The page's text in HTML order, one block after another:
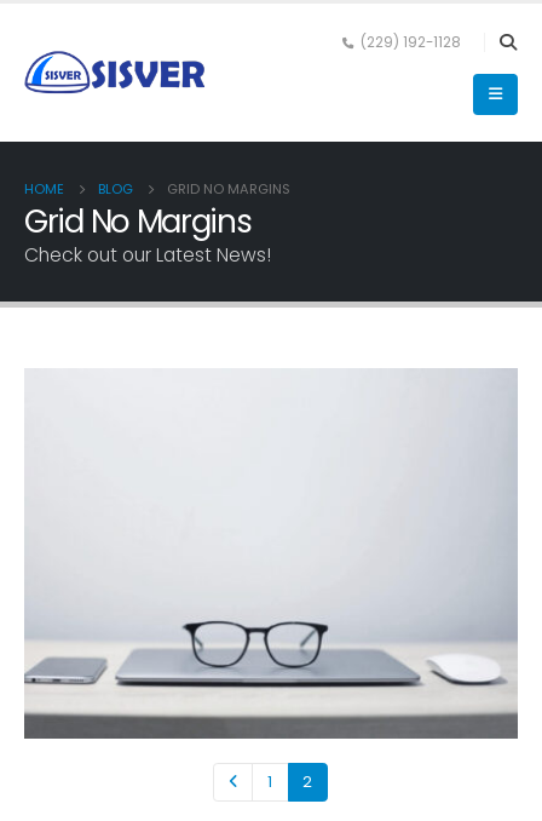
(229) 192-1128
HOME BLOG GRID NO MARGINS
Grid No Margins
Check out our Latest News!
1 2